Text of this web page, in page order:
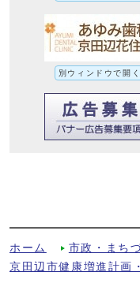
別ウィンドウで開く
ホーム 市政・まち
京田辺市健康増進計画